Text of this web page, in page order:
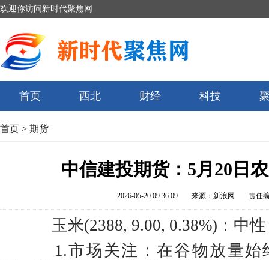
欢迎你访问新时代聚焦网
首页 西北 财经 科技
首页 > 期货
中信建投期货：5月20日
2026-05-20 09:36:09 来源：新浪网 责任
玉米(2388, 9.00, 0.38%)：中性
1.市场关注：在谷物放量始